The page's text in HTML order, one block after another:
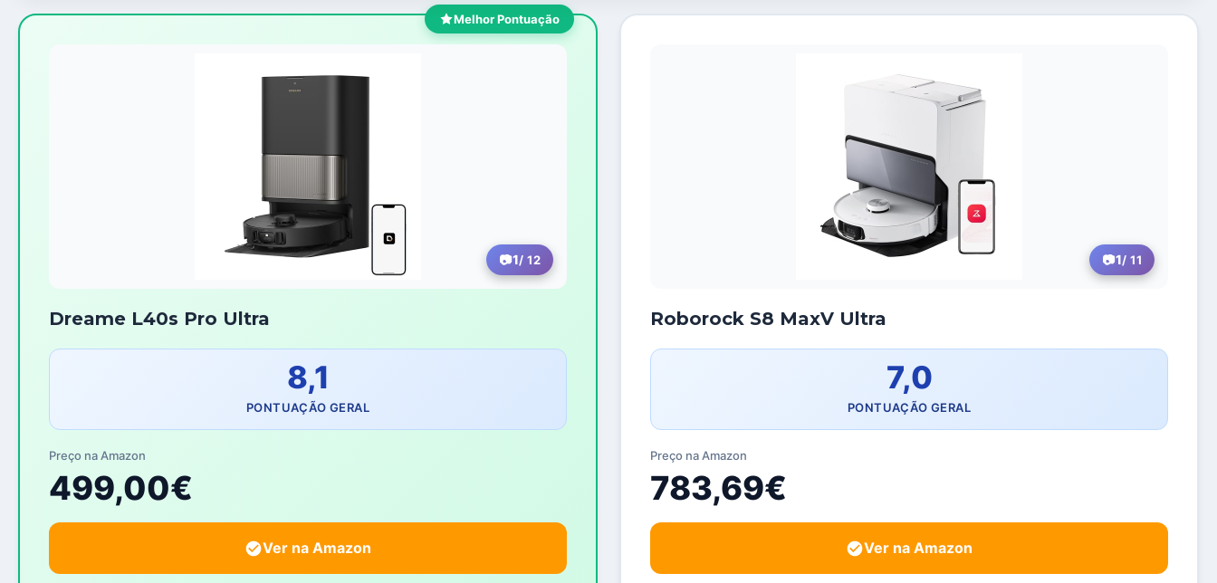
Melhor Pontuação
1/ 12
Dreame L40s Pro Ultra
8,1
PONTUAÇÃO GERAL
Preço na Amazon
499,00€
Ver na Amazon
1/ 11
Roborock S8 MaxV Ultra
7,0
PONTUAÇÃO GERAL
Preço na Amazon
783,69€
Ver na Amazon